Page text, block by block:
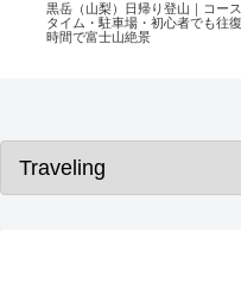
【大菩薩嶺-山梨日帰り登山-】
内から1時間で行ける登山初心
すすめ！富士山の絶景眺望広が